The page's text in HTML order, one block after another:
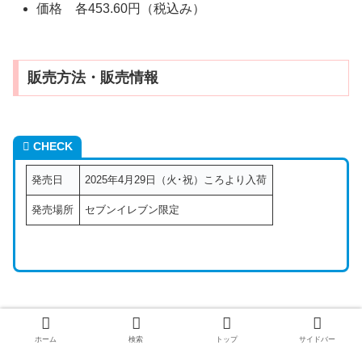
価格 各453.60円（税込み）
販売方法・販売情報
CHECK
発売日 2025年4月29日（火･祝）ころより入荷
発売場所 セブンイレブン限定
セブンイレブン限定『クロミとマイメロディ』
のケーキが2025年4月29日より新発売！口コ
ホーム 検索 トップ サイドバー